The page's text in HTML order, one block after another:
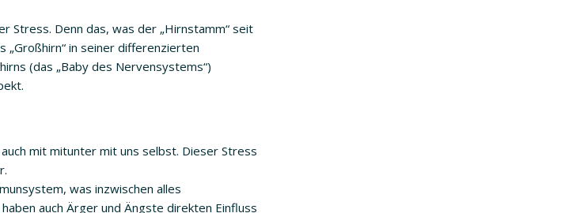
Stress. Denn das, was der „Hirnstamm“ seit
„Großhirn“ in seiner differenzierten
(das „Baby des Nervensystems“)
mit mitunter mit uns selbst. Dieser Stress
was inzwischen alles
auch Ärger und Ängste direkten Einfluss